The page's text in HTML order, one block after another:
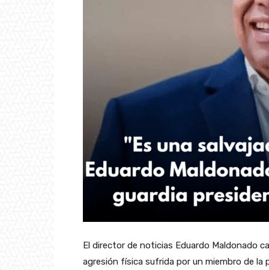
El director de noticias Eduardo Maldonado
agresión física sufrida por un miembro de la